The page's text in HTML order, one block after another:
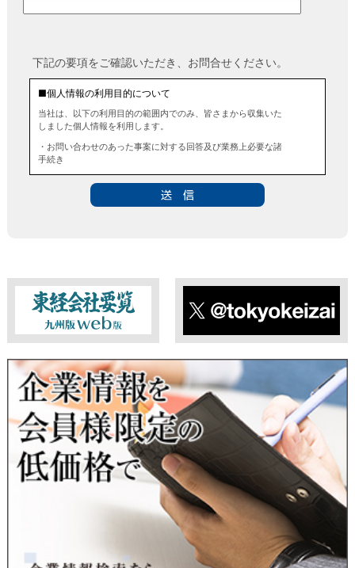
下記の要項をご確認いただき、お問合せください。
■個人情報の利用目的について
当社は、以下の利用目的の範囲内でのみ、皆さまから収集いた
しました個人情報を利用します。
・お問い合わせのあった事案に対する回答及び業務上必要な諸
手続き
■個人情報の第三者提供について
■ 個人情報提供の任意性及び留意点
個人情報のご提供は任意ですが、必要な個人情報をご提供いた
だけなかった場合は、上記利用目的を達成できない場合があり
ますのでご了承ください。
当社は、本人が自己の個人情報について、通知・開示・訂正・
追加・削除・利用停止・提供停止の希望がございましたら、本
人または代理人の請求応じて、個人データの通知・開示・訂
正・追加・削除・利用停止・提供停止の請求に応じます。
受付方法は、本人確認資料（運転免許証、パスポート何れかの
コピー）、「個人情報取扱申請書」「委任状」（代理人による
申請の場合のみ必要となります）を当社宛にお送り下さい。
＜個人情報保護に関するお問合せ・相談窓口＞
〒802-0004 北九州市小倉北区鍛冶町2丁目5-11（第一東経ビ
フリーダイヤル 0120-55-9986
東経会社要覧web版 X